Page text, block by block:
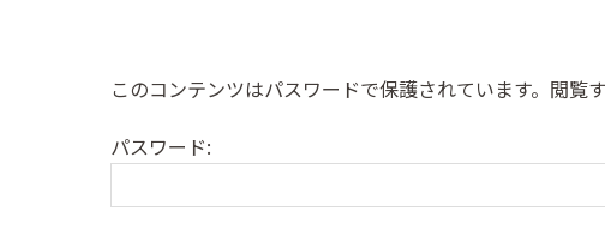
このコンテンツはパスワードで保護されています。閲覧
パスワード: